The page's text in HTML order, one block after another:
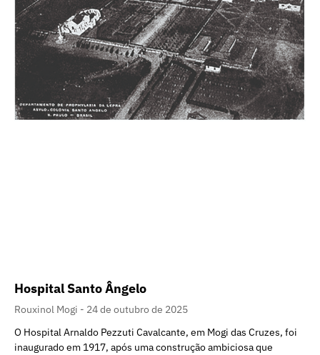
Hospital Santo Ângelo
Rouxinol Mogi
24 de outubro de 2025
O Hospital Arnaldo Pezzuti Cavalcante, em Mogi das Cruzes, foi
inaugurado em 1917, após uma construção ambiciosa que